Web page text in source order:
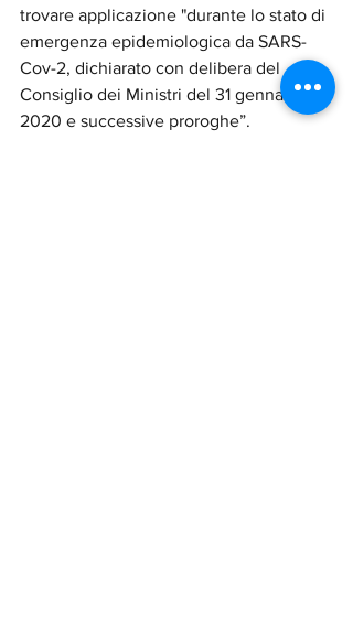
trovare applicazione "durante lo stato di
emergenza epidemiologica da SARS-
Cov-2, dichiarato con delibera del
Consiglio dei Ministri del 31 gennaio
2020 e successive proroghe”.